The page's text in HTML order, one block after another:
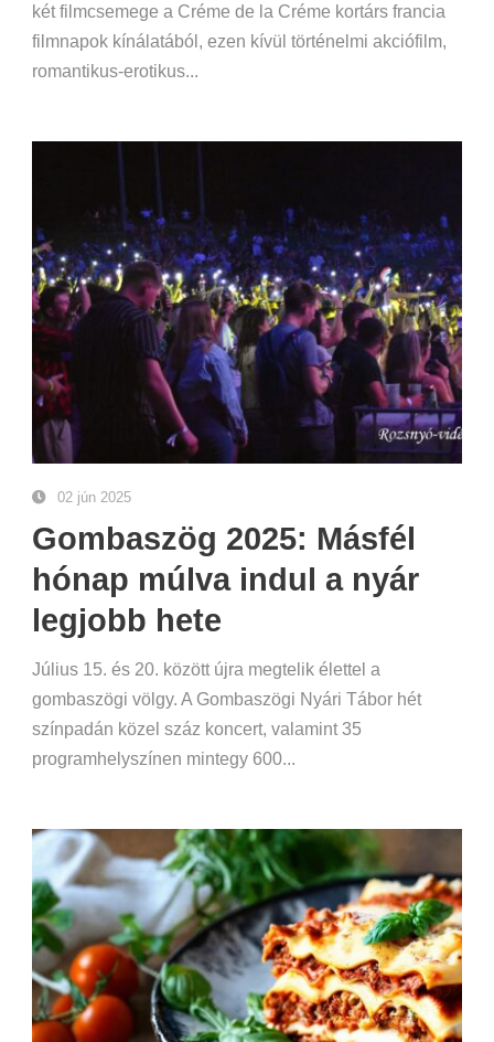
két filmcsemege a Créme de la Créme kortárs francia
filmnapok kínálatából, ezen kívül történelmi akciófilm,
romantikus-erotikus...
02 jún 2025
Gombaszög 2025: Másfél
hónap múlva indul a nyár
legjobb hete
Július 15. és 20. között újra megtelik élettel a
gombaszögi völgy. A Gombaszögi Nyári Tábor hét
színpadán közel száz koncert, valamint 35
programhelyszínen mintegy 600...